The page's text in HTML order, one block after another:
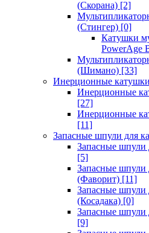
(Скорана) [2]
(Стингер) [0]
Катушки
PowerAge
(Шимано) [33]
Инерционные катушки
Инерционные
[27]
Инерционные
[11]
Запасные шпули для
Запасные шпули
[5]
Запасные шпули
(Фаворит) [11]
Запасные шпули
(Косадака) [0]
Запасные шпули
[9]